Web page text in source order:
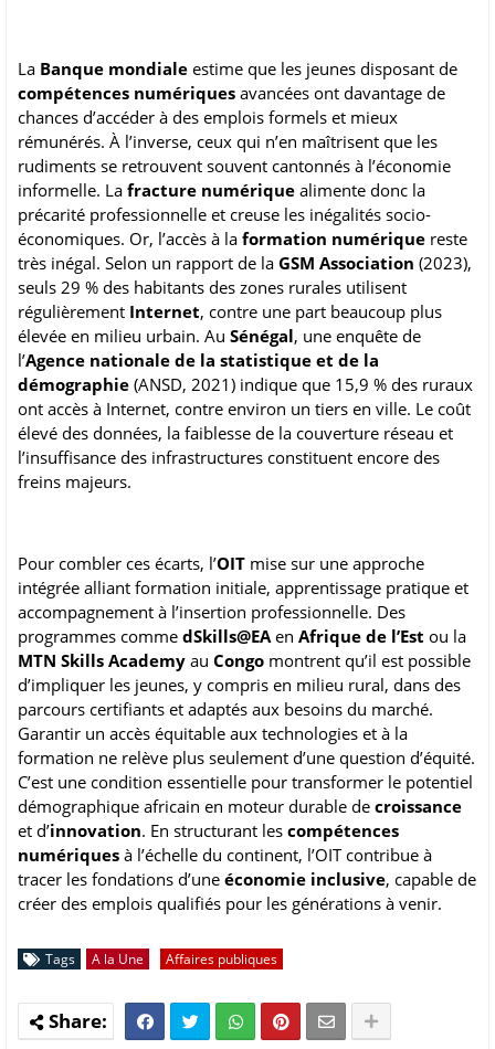
La Banque mondiale estime que les jeunes disposant de
compétences numériques avancées ont davantage de
chances d’accéder à des emplois formels et mieux
rémunérés. À l’inverse, ceux qui n’en maîtrisent que les
rudiments se retrouvent souvent cantonnés à l’économie
informelle. La fracture numérique alimente donc la
précarité professionnelle et creuse les inégalités socio-
économiques. Or, l’accès à la formation numérique reste
très inégal. Selon un rapport de la GSM Association (2023),
seuls 29 % des habitants des zones rurales utilisent
régulièrement Internet, contre une part beaucoup plus
élevée en milieu urbain. Au Sénégal, une enquête de
l’Agence nationale de la statistique et de la
démographie (ANSD, 2021) indique que 15,9 % des ruraux
ont accès à Internet, contre environ un tiers en ville. Le coût
élevé des données, la faiblesse de la couverture réseau et
l’insuffisance des infrastructures constituent encore des
freins majeurs.
Pour combler ces écarts, l’OIT mise sur une approche
intégrée alliant formation initiale, apprentissage pratique et
accompagnement à l’insertion professionnelle. Des
programmes comme dSkills@EAen Afrique de l’Est ou la
MTN Skills Academy au Congo montrent qu’il est possible
d’impliquer les jeunes, y compris en milieu rural, dans des
parcours certifiants et adaptés aux besoins du marché.
Garantir un accès équitable aux technologies et à la
formation ne relève plus seulement d’une question d’équité.
C’est une condition essentielle pour transformer le potentiel
démographique africain en moteur durable de croissance
et d’innovation. En structurant les compétences
numériques à l’échelle du continent, l’OIT contribue à
tracer les fondations d’une économie inclusive, capable de
créer des emplois qualifiés pour les générations à venir.
Tags A la Une Affaires publiques